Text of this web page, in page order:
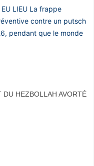
EU LIEU La frappe
contre un putsch
pendant que le monde